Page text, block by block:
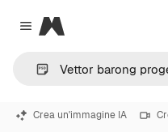
Close menu
Magnific
Crea un'immagine IA